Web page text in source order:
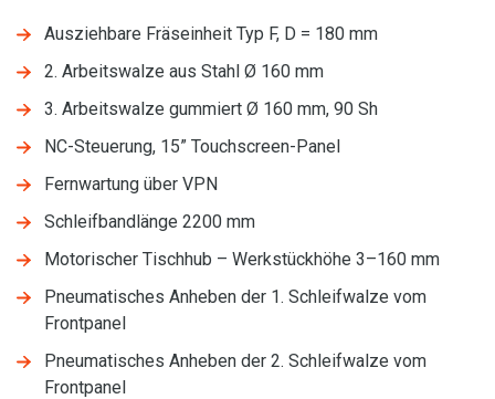
Ausziehbare Fräseinheit Typ F, D = 180 mm
2. Arbeitswalze aus Stahl Ø 160 mm
3. Arbeitswalze gummiert Ø 160 mm, 90 Sh
NC-Steuerung, 15” Touchscreen-Panel
Fernwartung über VPN
Schleifbandlänge 2200 mm
Motorischer Tischhub – Werkstückhöhe 3–160 mm
Pneumatisches Anheben der 1. Schleifwalze vom
Frontpanel
Pneumatisches Anheben der 2. Schleifwalze vom
Frontpanel